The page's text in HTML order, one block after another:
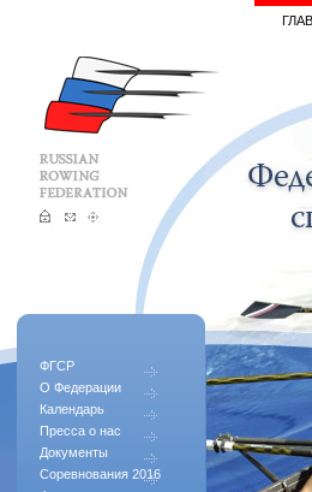
ФГСР
О Федерации
Календарь
Пресса о нас
Документы
Соревнования 2016